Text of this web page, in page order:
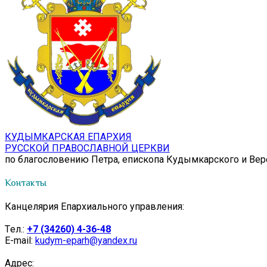
КУДЫМКАРСКАЯ ЕПАРХИЯ
РУССКОЙ ПРАВОСЛАВНОЙ ЦЕРКВИ
по благословению Петра, епископа Кудымкарского и
Контакты
Канцелярия Епархиального управления:
Tел.: +7 (34260) 4-36-48
E-mail: kudym-eparh@yandex.ru
Адрес: